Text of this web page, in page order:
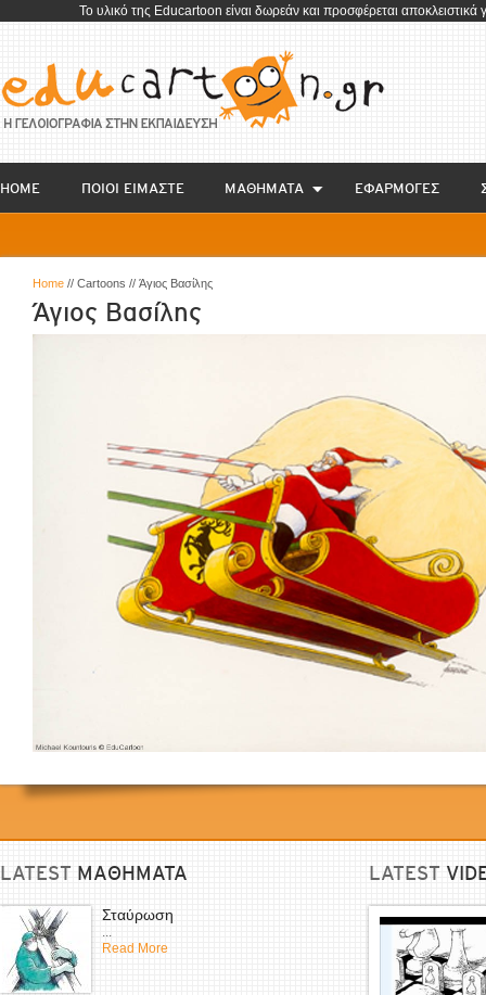
To υλικό της Educartoon είναι δωρεάν και προσφέρεται
HOME ΠΟΙΟΙ ΕΙΜΑΣΤΕ ΜΑΘΗΜΑΤΑ EΦΑΡΜΟΓΕΣ
Home // Cartoons // Άγιος Βασίλης
Άγιος Βασίλης
LATEST ΜΑΘΗΜΑΤΑ
Σταύρωση
...
Read More
LATEST